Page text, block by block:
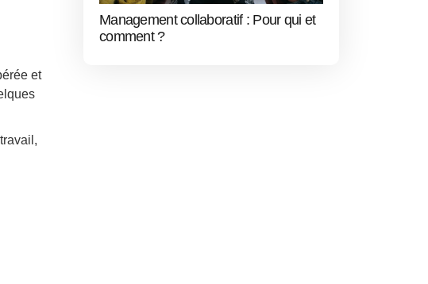
et
Management collaboratif : Pour qui et
comment ?